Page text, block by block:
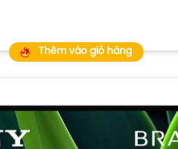
Thêm vào giỏ hàng